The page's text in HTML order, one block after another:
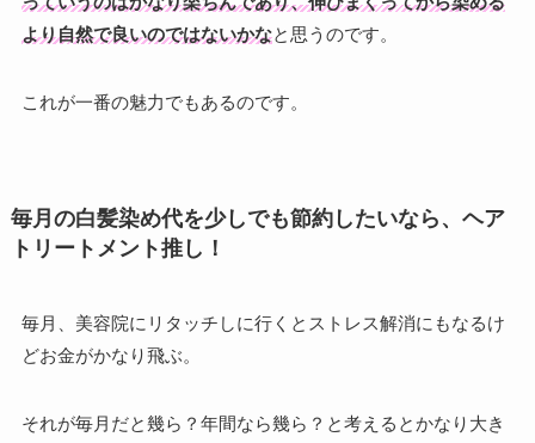
より自然で良いのではないかなと思うのです。
これが一番の魅力でもあるのです。
毎月の白髪染め代を少しでも節約したいなら、ヘア
トリートメント推し！
毎月、美容院にリタッチしに行くとストレス解消にもなるけ
どお金がかなり飛ぶ。
それが毎月だと幾ら？年間なら幾ら？と考えるとかなり大き